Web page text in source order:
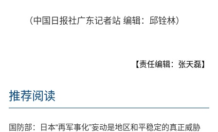
（中国日报社广东记者站 编辑：邱铨林）
【责任编辑：张天磊】
推荐阅读
国防部：日本“再军事化”妄动是地区和平稳定的真正威胁